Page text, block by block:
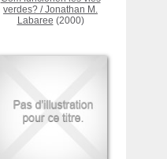
verdes? /Jonathan M.
Labaree (2000)